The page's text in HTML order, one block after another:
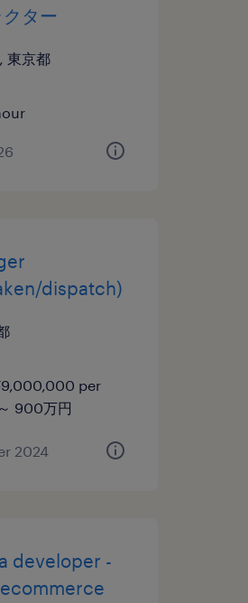
ター
東京都
dispatch)
per
900万円
2024
developer -